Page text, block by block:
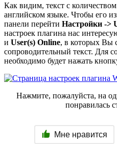
Как видим, текст с
английском языке. Чтобы его
панели перейти Настройки ->
настроек плагина нас
и User(s) Online, в которых Вы
сопроводительный текст. Для
необходимо будет нажать
Нажмите, пожалуйста, на
понравилась
Мне нравится